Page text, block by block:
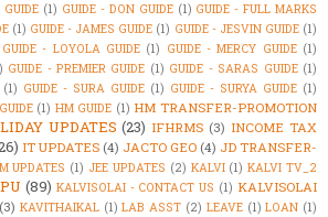
(1) GUIDE - DON GUIDE (1) GUIDE - FULL MARKS
(1) GUIDE - JAMES GUIDE (1) GUIDE - JESVIN GUIDE (1)
GUIDE - LOYOLA GUIDE (1) GUIDE - MERCY GUIDE (1)
GUIDE - PREMIER GUIDE (1) GUIDE - SARAS GUIDE (1)
(1) GUIDE - SURA GUIDE (1) GUIDE - SURYA GUIDE (1)
(1) HM GUIDE (1) HM TRANSFER-PROMOTION
UPDATES (23) IFHRMS (3) INCOME TAX
IT UPDATES (4) JACTO GEO (4) JD TRANSFER-
UPDATES (1) JEE UPDATES (2) KALVI (1) KALVI TV_2
(89) KALVISOLAI - CONTACT US (1) KALVISOLAI
(3) KAVITHAIKAL (1) LAB ASST (2) LEAVE (1) LOAN (1)